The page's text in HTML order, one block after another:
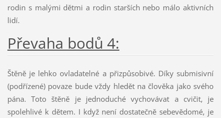
rodin s malými dětmi a rodin starších nebo málo aktivních
lidí.
Převaha bodů 4:
Štěně je lehko ovladatelné a přizpůsobivé. Díky submisivní
(podřízené) povaze bude vždy hledět na člověka jako svého
pána. Toto štěně je jednoduché vychovávat a cvičit, je
spolehlivé k dětem. I když není dostatečně sebevědomé, je